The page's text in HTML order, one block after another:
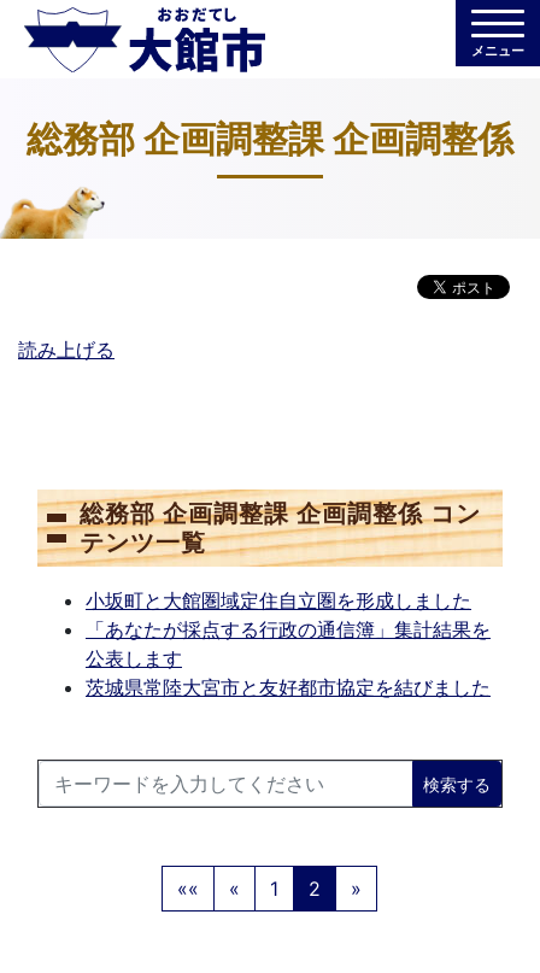
メニュー
総務部 企画調整課 企画調整係
読み上げる
総務部 企画調整課 企画調整係 コン
テンツ一覧
小坂町と大館圏域定住自立圏を形成しました
「あなたが採点する行政の通信簿」集計結果を
公表します
茨城県常陸大宮市と友好都市協定を結びました
検索する
«« « 1 2 »